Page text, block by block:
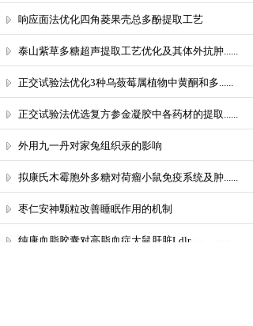
响应面法优化四角菱果壳总多酚提取工艺
泰山紫草多糖超声提取工艺优化及其体外抗肿......
正交试验法优化3种乌蔹莓属植物中黄酮和多......
正交试验法优选复方参金凝胶中各药材的提取......
外用九一丹对家兔组织汞的影响
拟康氏木霉胞外多糖对荷瘤小鼠免疫系统及肿......
枣仁安神颗粒改善睡眠作用的机制
纯康血脂胶囊对高脂血症大鼠肝脏Ldlr ......